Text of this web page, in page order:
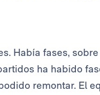
Había fases,
ha habido
remontar. El